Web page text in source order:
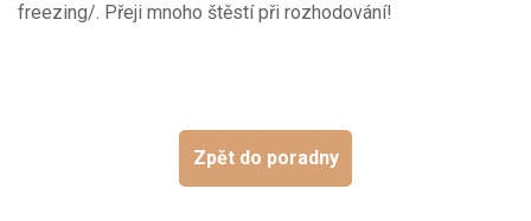
freezing/. Přeji mnoho štěstí při rozhodování!
Zpět do poradny